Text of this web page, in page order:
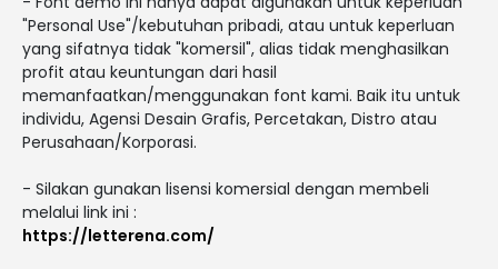
"Personal Use"/kebutuhan pribadi, atau untuk keperluan
yang sifatnya tidak "komersil", alias tidak menghasilkan
profit atau keuntungan dari hasil
memanfaatkan/menggunakan font kami. Baik itu untuk
individu, Agensi Desain Grafis, Percetakan, Distro atau
Perusahaan/Korporasi.
- Silakan gunakan lisensi komersial dengan membeli
melalui link ini :
https://letterena.com/